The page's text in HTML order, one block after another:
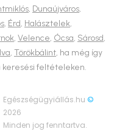
, Dunaújváros,
, Érd, Halásztelek,
, Velence, Ócsa, Sárosd,
, Törökbálint, ha még így
keresési feltételeken.
Egészségügyiállás.hu©
2026
Minden jog fenntartva.